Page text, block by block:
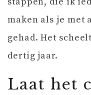
maken als je met
gehad. Het
dertig jaar.
Laat het